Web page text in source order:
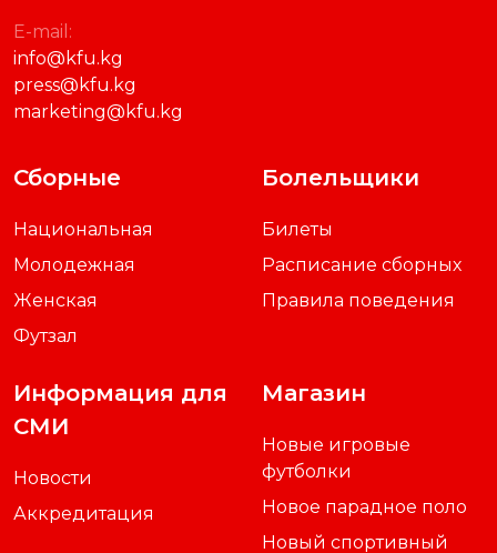
E-mail:
info@kfu.kg
press@kfu.kg
marketing@kfu.kg
Сборные
Национальная
Молодежная
Женская
Футзал
Болельщики
Билеты
Расписание сборных
Правила поведения
Информация для
СМИ
Новости
Аккредитация
Магазин
Новые игровые
футболки
Новое парадное поло
Новый спортивный